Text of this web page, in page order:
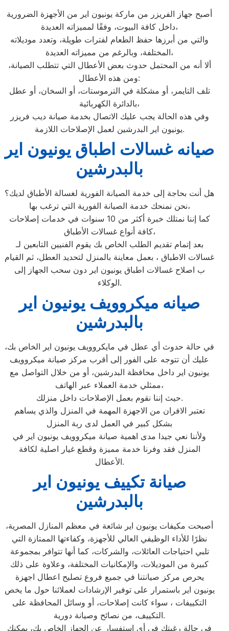
أصبح جهاز الفريزر من ماركة يونيون اير من الأجهزة الضرورية
داخل كافة البيوت، وفقًا لمميزاته العديدة،
والتي من أبرزها حفظ الطعام لفترات طويلة، وتعدد موديلاته
المختلفة، وبالرغم من مميزاته العديدة،
ألا أنه من المحتمل حدوث بعض الأعطال التي تتطلب الصيانة،
ومن هذه الأعطال:
تلف التايمر، أو مشكلة في الترموستات، أو السخان، أو عطل
بالدائرة الكهربائية،
وفي هذه الحالة يجب عليك الاتصال بخدمة صيانة ديب فريزر
يونيون اير البدرشين لعمل الإصلاحات اللازمة.
صيانه غسالات اطباق يونيون اير
بالبدرشين
هل أنت بحاجة إلى خدمة الصيانة الفورية لغسالة الأطباق لديك؟
نحن نمنحك خدمة الصيانة الفورية التي ترغب بها،
كما إننا نمتلك خبرة أكثر من 10 سنوات في خدمات إصلاحات
كافة أنواع غسالات الأطباق،
بعد إتمام تقديم الطلب الخاص بك يقوم الفنيين التابعين لـ
غسالات الاطباق ، بعمل معاينة بالمنزل لتحديد العطل، ثم القيام
ب اصلاح غسالات اطباق يونيون اير دون سحب الجهاز إلى
الوكلاء.
صيانه ميكروويف يونيون اير
بالبدرشين
في حالة حدوث أي عطل في مايكروويف يونيون اير الخاص بك،
عليك أن تتوجه على الفور إلى أقرب مركز صيانة ميكروويف
يونيون اير داخل محافظة البدرشين، أو من خلال التواصل مع
ممثلي خدمة العملاء عبر الهاتف،
حيث إننا نقوم بعمل الإصلاحات داخل منزلك.
تعتبر الافران من الاجهزة المهمة في المنزل والذي يساهم
بشكل كبير في العمل لدى ربة المنزل
ولأننا نعي جيدا مدى اهمية صيانة ميكروويف يونيون اير في
المنزل فقد وفرنا خدمة مميزة وقطع غيار اصلية لكافة
الأعطال.
صيانة تكييف يونيون اير
بالبدرشين
أصبحت مكيفات يونيون اير شائعة في معظم المنازل المصرية،
نظرًا للأداء الوظيفي العالي للأجهزة، وكفاءتها الممتازة التي
تلبي احتياجات العائلات، والشركات، كما أنها تتوافر بمجموعة
كبيرة من الموديلات، والإمكانيات المختلفة، وعلاوة على ذلك
يحرص مركز صيانتنا في جميع فروع تصليح اعطال اجهزة
يونيون اير باستمرار على توفير الإرشادات لعملائنا حول ما يخص
التكييفات ، سواء كانت إصلاحات، أو وسائل المحافظة على
التكييف، من نصائح وصيانة دورية.
في حالة رغبتك في أي استفسار عن الجهاز الخاص بك، يمكنك